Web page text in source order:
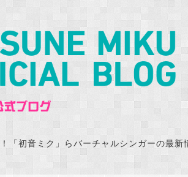
「初音ミク」らバーチャルシンガーの最新